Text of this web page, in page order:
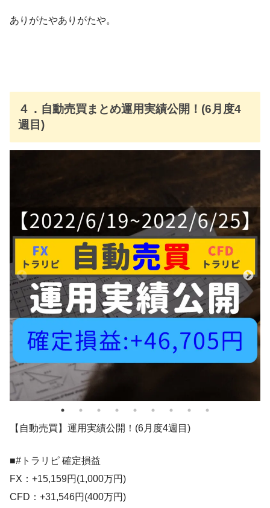
ありがたやありがたや。
４．自動売買まとめ運用実績公開！(6月度4
週目)
【自動売買】運用実績公開！(6月度4週目)
■#トラリピ 確定損益
FX：+15,159円(1,000万円)
CFD：+31,546円(400万円)